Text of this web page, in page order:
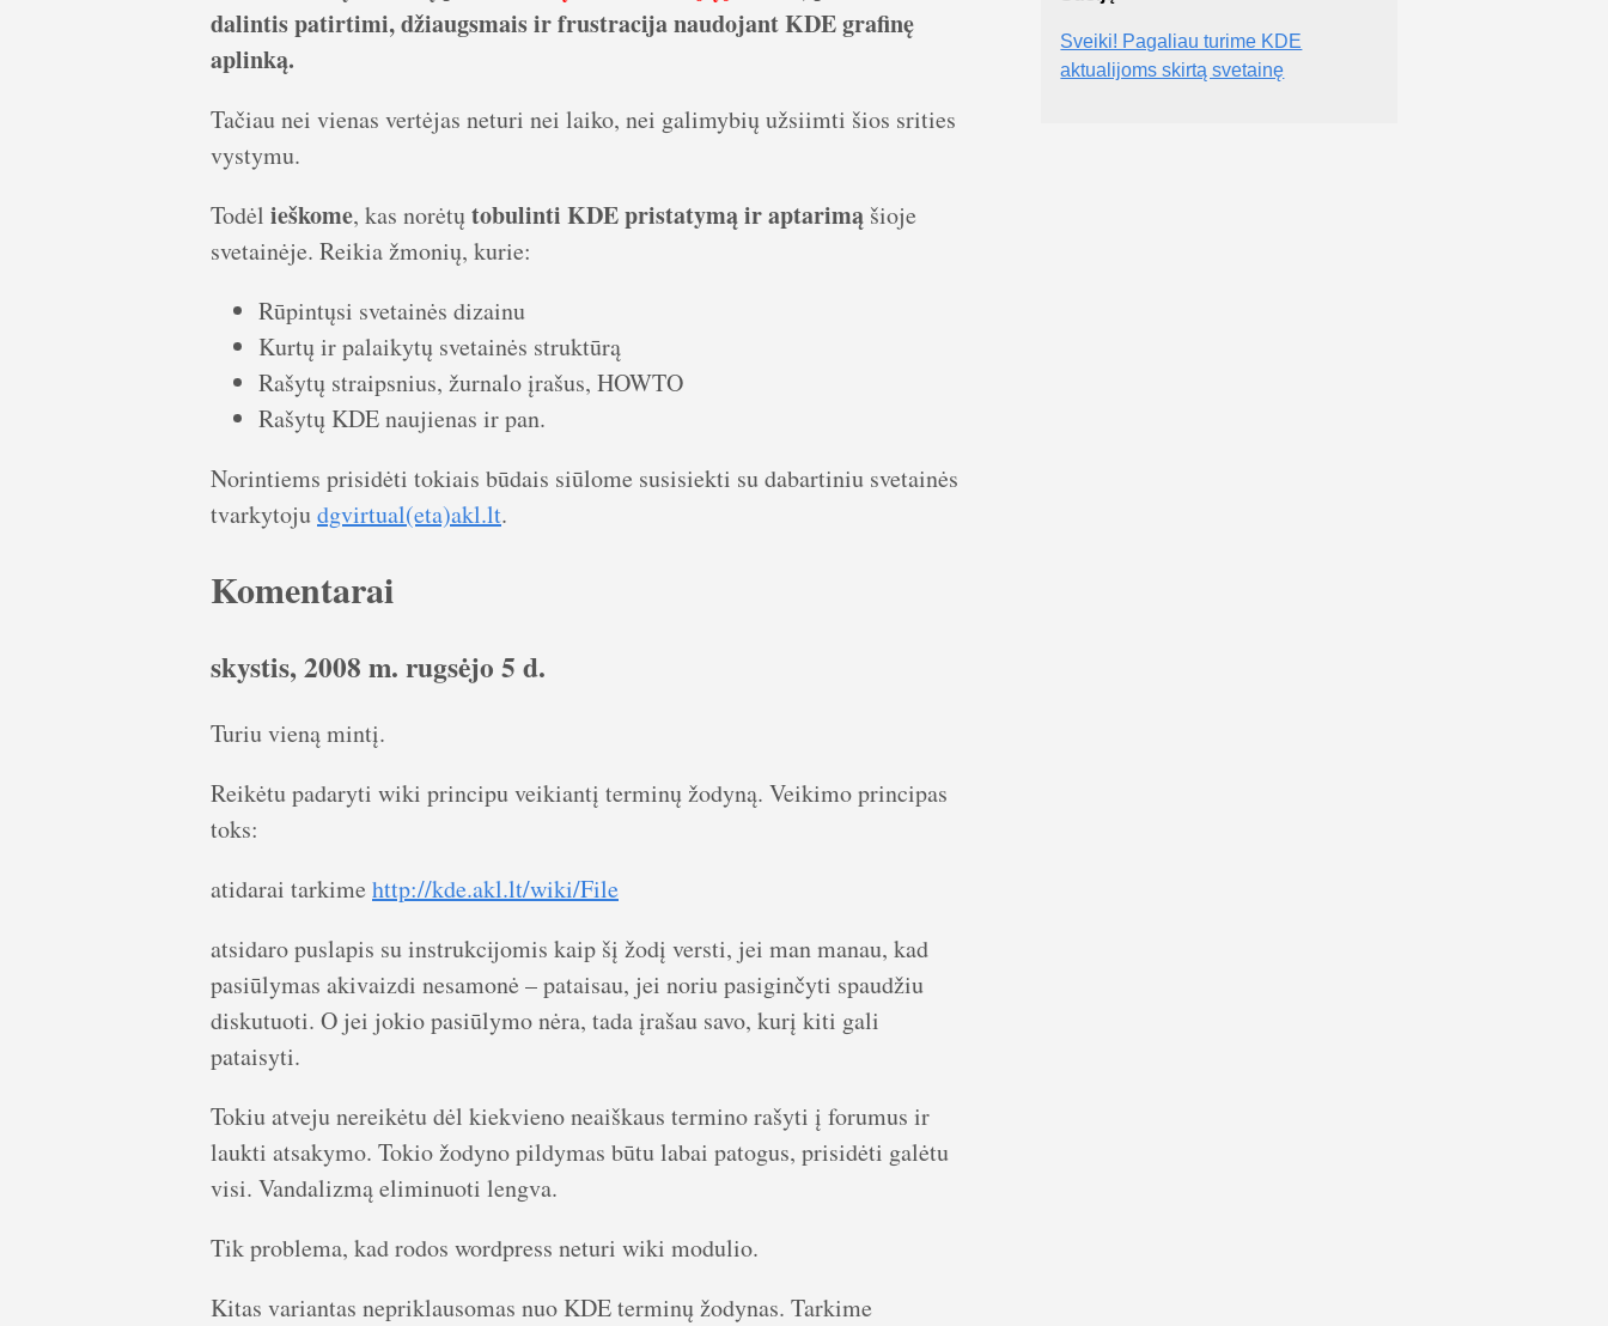
dalintis patirtimi, džiaugsmais ir frustracija naudojant KDE grafinę
aplinką.
Tačiau nei vienas vertėjas neturi nei laiko, nei galimybių užsiimti šios srities
vystymu.
Todėl ieškome, kas norėtųtobulinti KDE pristatymą ir aptarimą šioje
svetainėje. Reikia žmonių, kurie:
Rūpintųsi svetainės dizainu
Kurtų ir palaikytų svetainės struktūrą
Rašytų straipsnius, žurnalo įrašus, HOWTO
Rašytų KDE naujienas ir pan.
Norintiems prisidėti tokiais būdais siūlome susisiekti su dabartiniu svetainės
tvarkytojudgvirtual(eta)akl.lt.
Komentarai
skystis, 2008 m. rugsėjo 5 d.
Turiu vieną mintį.
Reikėtu padaryti wiki principu veikiantį terminų žodyną. Veikimo principas
toks:
atidarai tarkime http://kde.akl.lt/wiki/File
atsidaro puslapis su instrukcijomis kaip šį žodį versti, jei man manau, kad
pasiūlymas akivaizdi nesamonė – pataisau, jei noriu pasiginčyti spaudžiu
diskutuoti. O jei jokio pasiūlymo nėra, tada įrašau savo, kurį kiti gali
pataisyti.
Tokiu atveju nereikėtu dėl kiekvieno neaiškaus termino rašyti į forumus ir
laukti atsakymo. Tokio žodyno pildymas būtu labai patogus, prisidėti galėtu
visi. Vandalizmą eliminuoti lengva.
Tik problema, kad rodos wordpress neturi wiki modulio.
Kitas variantas nepriklausomas nuo KDE terminų žodynas. Tarkime
Sveiki! Pagaliau turime KDE
aktualijoms skirtą svetainę